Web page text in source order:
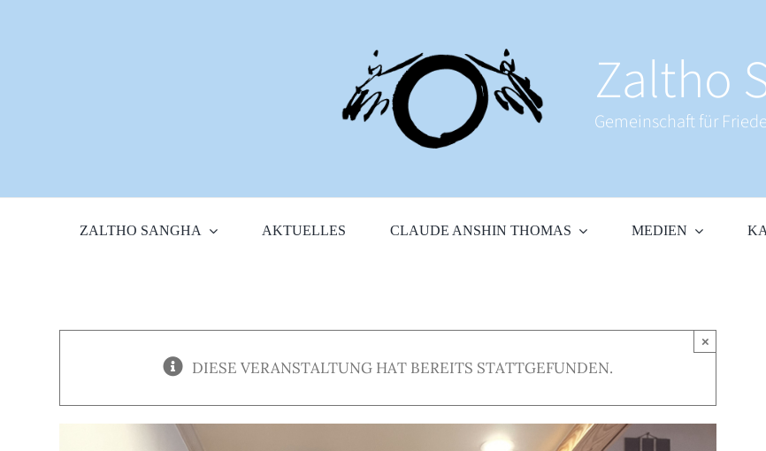
Zaltho
Gemeinschaft für
ZALTHO SANGHA AKTUELLES CLAUDE ANSHIN THOMAS MEDIEN
DIESE VERANSTALTUNG HAT BEREITS STATTGEFUNDEN.
×